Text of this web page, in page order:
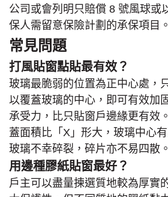
公司或會列明只賠償 8 號風球或
保人需留意保險計劃的承保項目。
常見問題
打風貼窗點貼最有效？
玻璃最脆弱的位置為正中心處，
以覆蓋玻璃的中心，即可有效加
承受力，比只貼窗戶邊緣更有效
蓋面積比「X」形大，玻璃中心
玻璃不幸碎裂，碎片亦不易四散。
用邊種膠紙貼窗最好？
戶主可以盡量揀選質地較為厚實